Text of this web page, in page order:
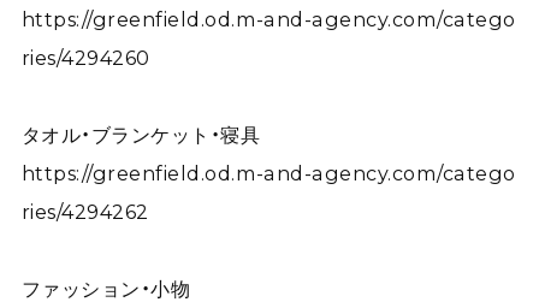
https://greenfield.od.m-and-agency.com/catego
ries/4294260
タオル・ブランケット・寝具
https://greenfield.od.m-and-agency.com/catego
ries/4294262
ファッション・小物